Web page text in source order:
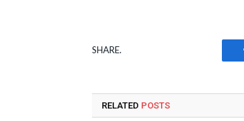
SHARE.
RELATED POSTS